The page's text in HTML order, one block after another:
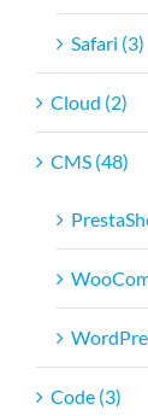
Safari (3)
Cloud (2)
CMS (48)
Code (3)